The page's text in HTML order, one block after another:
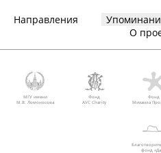
Направления
О
МГУ имени
М.В. Ломоносова
Фонд
AVC Charity
Фонд
Михаила
фонд